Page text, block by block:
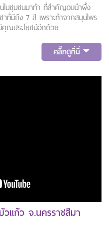
ในชุมชนมาทำ ที่สำคัญอบน้ำผึ้ง
ที่มีถึง 7 สี เพราะทำจากสมุนไพร
ณประโยชน์อีกด้วย
คลิ๊กดูที่นี่
แก้ว จ.นครราชสีมา